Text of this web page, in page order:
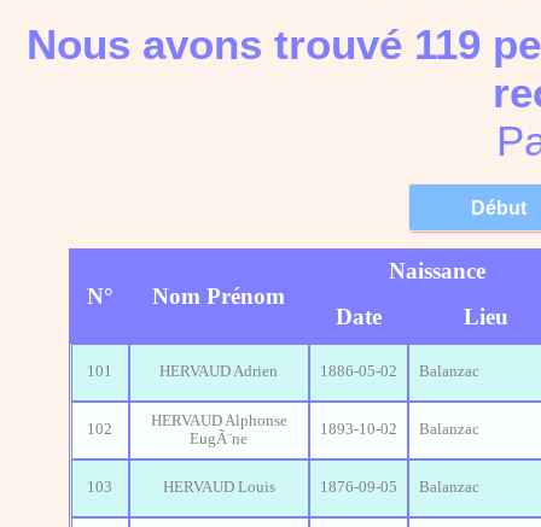
Nous avons trouvé 119
N° Nom Prénom
Naissance
Date
Lieu
101 HERVAUD Adrien 1886-05-02 Balanzac
102
HERVAUD Alphonse
EugÃ¨ne
1893-10-02 Balanzac
103 HERVAUD Louis 1876-09-05 Balanzac